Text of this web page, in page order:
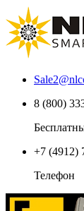
Sale2@
8 (800)
+7 (4912)
Телефон